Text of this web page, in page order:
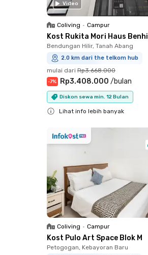
Video
Coliving • Campur
Kost Rukita Mori Haus Benhil
Bendungan Hilir, Tanah Abang
2.0 km dari the telkom hub
mulai dari Rp3.668.000
-7% Rp3.408.000 /bulan
Diskon sewa min. 12 Bulan
Lihat info lebih banyak
Coliving • Campur
Kost Pulo Art Space Blok M
Petogogan, Kebayoran Baru